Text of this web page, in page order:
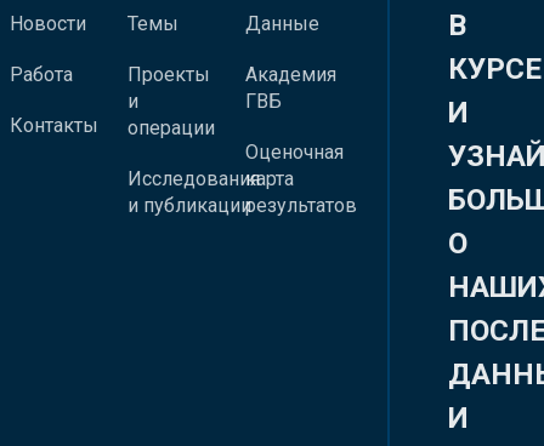
Новости
Работа
Контакты
Темы
Проекты
и
операции
Исследования
и публикации
Данные
Академия
ГВБ
Оценочная
карта
результатов
В
КУРСЕ
И
О
И